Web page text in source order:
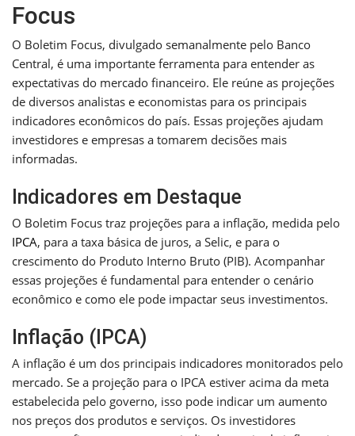
Focus
O Boletim Focus, divulgado semanalmente pelo Banco
Central, é uma importante ferramenta para entender as
expectativas do mercado financeiro. Ele reúne as projeções
de diversos analistas e economistas para os principais
indicadores econômicos do país. Essas projeções ajudam
investidores e empresas a tomarem decisões mais
informadas.
Indicadores em Destaque
O Boletim Focus traz projeções para a inflação, medida pelo
IPCA, para a taxa básica de juros, a Selic, e para o
crescimento do Produto Interno Bruto (PIB). Acompanhar
essas projeções é fundamental para entender o cenário
econômico e como ele pode impactar seus investimentos.
Inflação (IPCA)
A inflação é um dos principais indicadores monitorados pelo
mercado. Se a projeção para o IPCA estiver acima da meta
estabelecida pelo governo, isso pode indicar um aumento
nos preços dos produtos e serviços. Os investidores